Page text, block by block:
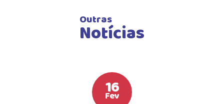
Outras
Notícias
16
Fev